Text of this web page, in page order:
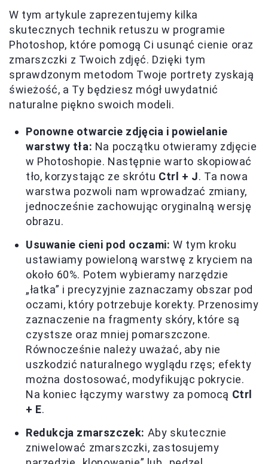
W tym artykule zaprezentujemy kilka
skutecznych technik retuszu w programie
Photoshop, które pomogą Ci usunąć cienie oraz
zmarszczki z Twoich zdjęć. Dzięki tym
sprawdzonym metodom Twoje portrety zyskają
świeżość, a Ty będziesz mógł uwydatnić
naturalne piękno swoich modeli.
Ponowne otwarcie zdjęcia i powielanie
warstwy tła: Na początku otwieramy zdjęcie
w Photoshopie. Następnie warto skopiować
tło, korzystając ze skrótu Ctrl + J. Ta nowa
warstwa pozwoli nam wprowadzać zmiany,
jednocześnie zachowując oryginalną wersję
obrazu.
Usuwanie cieni pod oczami: W tym kroku
ustawiamy powieloną warstwę z kryciem na
około 60%. Potem wybieramy narzędzie
„łatka” i precyzyjnie zaznaczamy obszar pod
oczami, który potrzebuje korekty. Przenosimy
zaznaczenie na fragmenty skóry, które są
czystsze oraz mniej pomarszczone.
Równocześnie należy uważać, aby nie
uszkodzić naturalnego wyglądu rzęs; efekty
można dostosować, modyfikując pokrycie.
Na koniec łączymy warstwy za pomocą Ctrl
+ E.
Redukcja zmarszczek: Aby skutecznie
zniwelować zmarszczki, zastosujemy